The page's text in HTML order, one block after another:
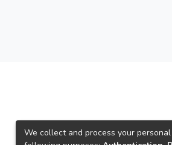
We collect and process your